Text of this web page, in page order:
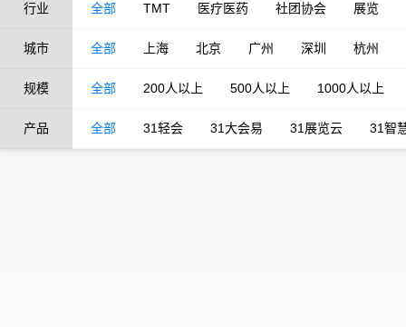
行业 全部 TMT 医疗医药 社团协会 展览
城市 全部 上海 北京 广州 深圳 杭州
规模 全部 200人以上 500人以上 1000人以上
产品 全部 31轻会 31大会易 31展览云 31智